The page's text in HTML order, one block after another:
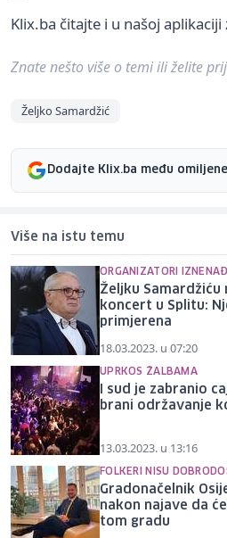
Klix.ba čitajte i u našoj aplikaciji
Znate nešto više o temi ili želite
Željko Samardžić
Dodajte Klix.ba među
Više na istu temu
ORGANIZATORI
Željku
koncert u Splitu:
primjerena
18.03.2023. u 07:20
UPRKOS ŽALBAMA
I sud je zabranio
brani održavanje
13.03.2023. u 13:16
FOLKERI NISU
Gradonačelnik
nakon najave da
tom gradu